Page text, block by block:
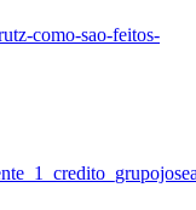
como-sao-feitos-